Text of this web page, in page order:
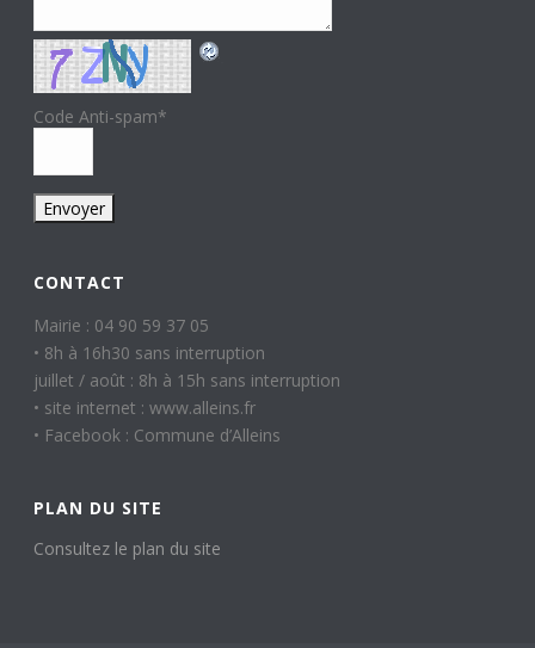
Code Anti-spam*
CONTACT
Mairie : 04 90 59 37 05
• 8h à 16h30 sans interruption
juillet / août : 8h à 15h sans interruption
• site internet : www.alleins.fr
• Facebook : Commune d’Alleins
PLAN DU SITE
Consultez le plan du site